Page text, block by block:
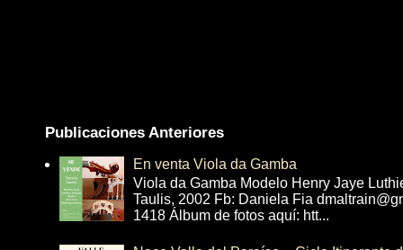
Publicaciones Anteriores
En venta Viola da Gamba
Viola da Gamba Modelo Henry Jaye
Taulis, 2002 Fb: Daniela Fia
1418 Álbum de fotos aquí: htt...